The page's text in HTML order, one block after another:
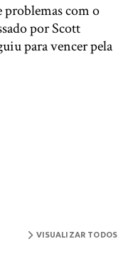
com o
por Scott
para vencer pela
VISUALIZAR TODOS